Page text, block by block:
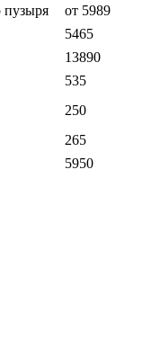
пузыря
от 5989
5465
13890
535
250
265
5950